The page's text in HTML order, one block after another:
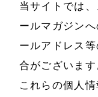
当サイトでは
ールマガジン
ールアドレス
合がございます
これらの個人